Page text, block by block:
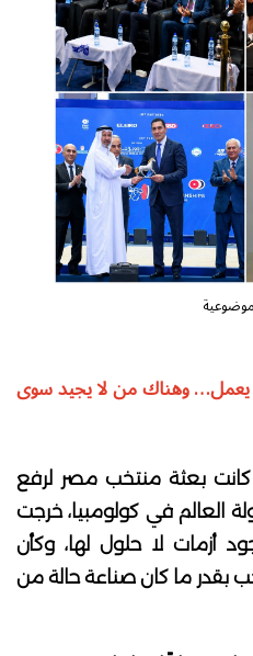
يعمل… وهناك من لا يجيد سوى
كانت بعثة منتخب مصر لرفع
العالم في كولومبيا، خرجت
أزمات لا حلول لها، وكأن
بقدر ما كان صناعة حالة من